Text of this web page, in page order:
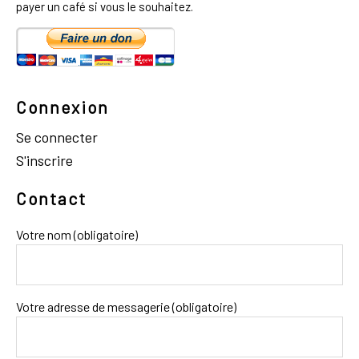
payer un café si vous le souhaitez.
Connexion
Se connecter
S'inscrire
Contact
Votre nom (obligatoire)
Votre adresse de messagerie (obligatoire)